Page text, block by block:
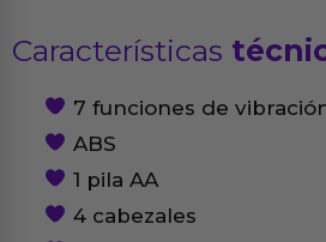
Características
7 funciones de
ABS
1 pila AA
4 cabezales